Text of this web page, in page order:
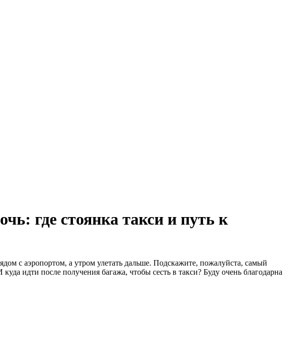
где стоянка такси и путь к
с аэропортом, а утром улетать дальше. Подскажите, пожалуйста, самый
идти после получения багажа, чтобы сесть в такси? Буду очень благодарна